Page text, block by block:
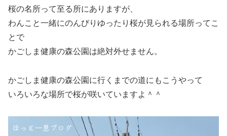
桜の名所って至る所にありますが、
わんこと一緒にのんびりゆったり桜が見られる場所ってこ
とで
かごしま健康の森公園は絶対外せません。
かごしま健康の森公園に行くまでの道にもこうやって
いろいろな場所で桜が咲いていますよ＾＾